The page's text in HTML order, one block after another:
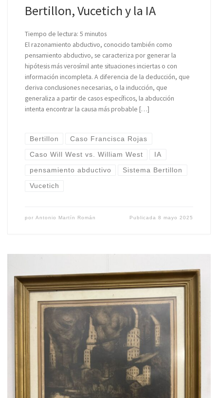
Bertillon, Vucetich y la IA
Tiempo de lectura: 5 minutos
El razonamiento abductivo, conocido también como
pensamiento abductivo, se caracteriza por generar la
hipótesis más verosímil ante situaciones inciertas o con
información incompleta. A diferencia de la deducción, que
deriva conclusiones necesarias, o la inducción, que
generaliza a partir de casos específicos, la abducción
intenta encontrar la causa más probable […]
Bertillon Caso Francisca Rojas
Caso Will West vs. William West IA
pensamiento abductivo Sistema Bertillon
Vucetich
por Antonio Martín Román Publicada8 mayo 2025